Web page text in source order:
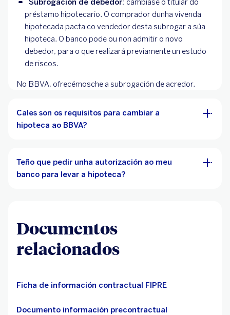
préstamo hipotecario. O comprador dunha vivenda
hipotecada pacta co vendedor desta subrogar a súa
hipoteca. O banco pode ou non admitir o novo
debedor, para o que realizará previamente un estudo
de riscos.
No BBVA, ofrecémosche a subrogación de acredor.
Cales son os requisitos para cambiar a
hipoteca ao BBVA?
Teño que pedir unha autorización ao meu
banco para levar a hipoteca?
Documentos
relacionados
Ficha de información contractual FIPRE
Documento información precontractual